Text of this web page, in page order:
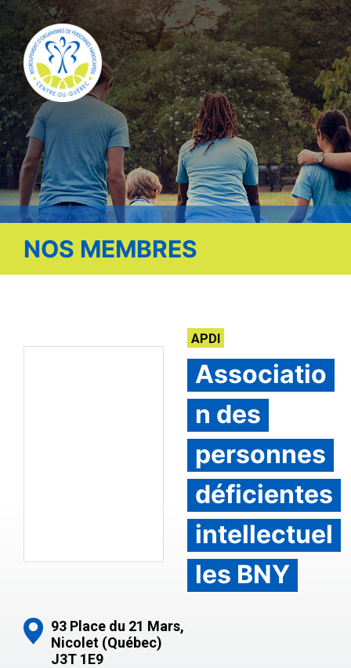
Publications
Nous contacter
Offre d’emploi
Facebook
NOS MEMBRES
APDI
Associatio
n des
personnes
déficientes
intellectuel
les BNY
93 Place du 21 Mars,
Nicolet (Québec)
J3T 1E9